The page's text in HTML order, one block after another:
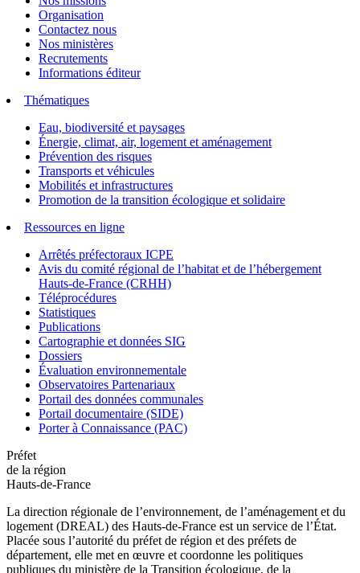
Organisation
Contactez nous
Nos ministères
Recrutements
Informations éditeur
Thématiques
Eau, biodiversité et paysages
Énergie, climat, air, logement et aménagement
Prévention des risques
Transports et véhicules
Mobilités et infrastructures
Promotion de la transition écologique et solidaire
Ressources en ligne
Arrêtés préfectoraux ICPE
Avis du comité régional de l’habitat et de l’hébergement
Hauts-de-France (CRHH)
Téléprocédures
Statistiques
Publications
Cartographie et données SIG
Dossiers
Évaluation environnementale
Observatoires Partenariaux
Portail des données communales
Portail documentaire (SIDE)
Porter à Connaissance (PAC)
Préfet
de la région
Hauts-de-France
La direction régionale de l’environnement, de l’aménagement et du
logement (DREAL) des Hauts-de-France est un service de l’État.
Placée sous l’autorité du préfet de région et des préfets de
département, elle met en œuvre et coordonne les politiques
publiques du ministère de la Transition écologique, de la